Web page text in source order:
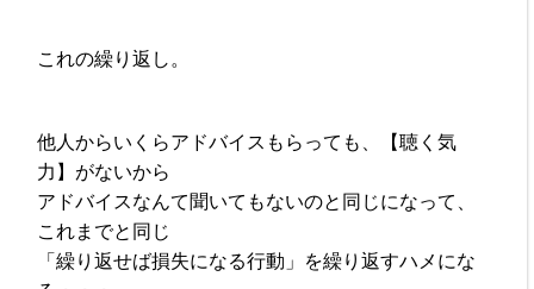
これの繰り返し。
他人からいくらアドバイスもらっても、【聴く気
力】がないから
アドバイスなんて聞いてもないのと同じになって、
これまでと同じ
「繰り返せば損失になる行動」を繰り返すハメにな